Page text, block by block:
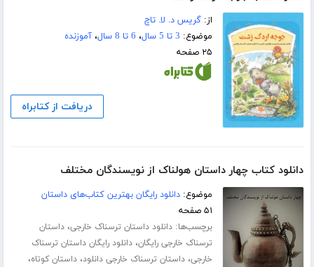
از:گریس د. لا. تاچ
موضوع: 3 تا 5 سال ، 6 تا 8 سال ،آموزنده
۲۵ صفحه
دریافت از کتابراه
دانلود کتاب چهار داستان هولناک از نویسندگان مختلف
موضوع:دانلود رایگان بهترین کتاب‌های داستان
۵۱ صفحه
برچسب‌ها:دانلود داستان ترسناک خارجی،داستان
ترسناک خارجی رایگان،دانلود رایگان داستان ترسناک
خارجی،داستان ترسناک خارجی دانلود،داستان کوتاه،